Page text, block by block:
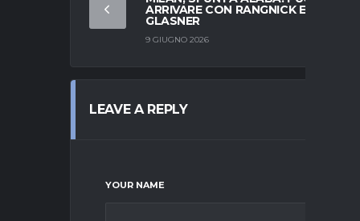
ARRIVARE CON RANGNICK E
GLASNER
9 GIUGNO 2026
LEAVE A REPLY
YOUR NAME